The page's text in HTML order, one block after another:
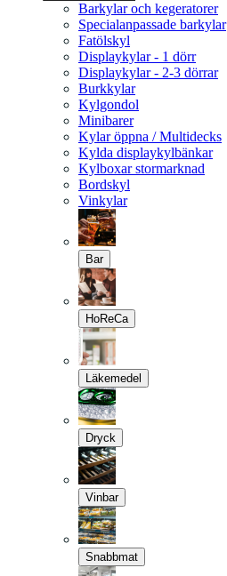
Barkylar och kegeratorer
Specialanpassade barkylar
Fatölskyl
Displaykylar - 1 dörr
Displaykylar - 2-3 dörrar
Burkkylar
Kylgondol
Minibarer
Kylar öppna / Multidecks
Kylda displaykylbänkar
Kylboxar stormarknad
Bordskyl
Vinkylar
Bar
HoReCa
Läkemedel
Dryck
Vinbar
Snabbmat